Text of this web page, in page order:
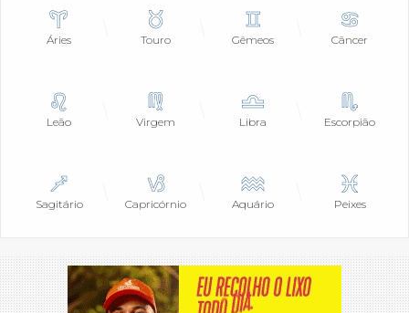
Áries Touro Gêmeos Câncer
Leão Virgem Libra Escorpião
Sagitário Capricórnio Aquário Peixes